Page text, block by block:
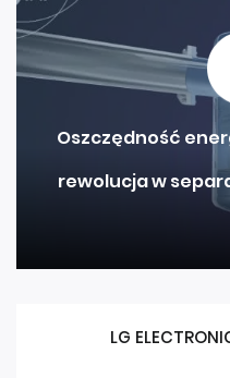
Oszczędność
rewolucja w
LG